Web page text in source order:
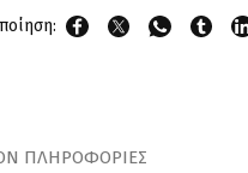
ΠΛΗΡΟΦΟΡΊΕΣ